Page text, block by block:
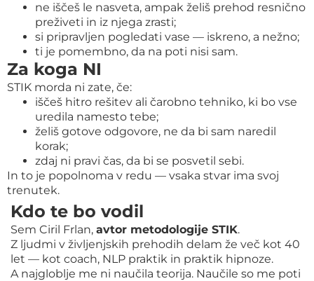
ne iščeš le nasveta, ampak želiš prehod resnično
preživeti in iz njega zrasti;
si pripravljen pogledati vase — iskreno, a nežno;
ti je pomembno, da na poti nisi sam.
Za koga NI
STIK morda ni zate, če:
iščeš hitro rešitev ali čarobno tehniko, ki bo vse
uredila namesto tebe;
želiš gotove odgovore, ne da bi sam naredil
korak;
zdaj ni pravi čas, da bi se posvetil sebi.
In to je popolnoma v redu — vsaka stvar ima svoj
trenutek.
Kdo te bo vodil
Sem Ciril Frlan, avtor metodologije STIK.
Z ljudmi v življenjskih prehodih delam že več kot 40
let — kot coach, NLP praktik in praktik hipnoze.
A najgloblje me ni naučila teorija. Naučile so me poti